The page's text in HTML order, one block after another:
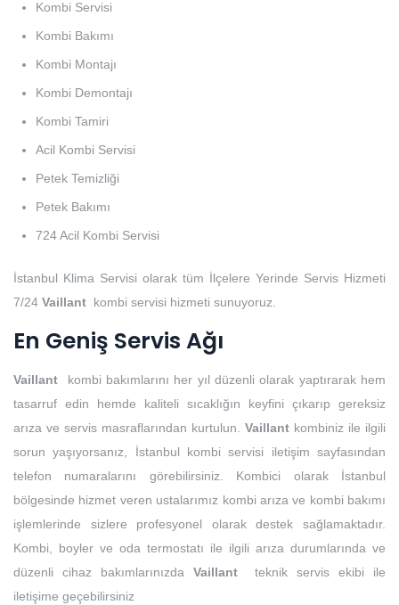
Kombi Servisi
Kombi Bakımı
Kombi Montajı
Kombi Demontajı
Kombi Tamiri
Acil Kombi Servisi
Petek Temizliği
Petek Bakımı
724 Acil Kombi Servisi
İstanbul Klima Servisi olarak tüm İlçelere Yerinde Servis Hizmeti
7/24 Vaillant kombi servisi hizmeti sunuyoruz.
En Geniş Servis Ağı
Vaillant kombi bakımlarını her yıl düzenli olarak yaptırarak hem
tasarruf edin hemde kaliteli sıcaklığın keyfini çıkarıp gereksiz
arıza ve servis masraflarından kurtulun. Vaillant kombiniz ile ilgili
sorun yaşıyorsanız, İstanbul kombi servisi iletişim sayfasından
telefon numaralarını görebilirsiniz. Kombici olarak İstanbul
bölgesinde hizmet veren ustalarımız kombi arıza ve kombi bakımı
işlemlerinde sizlere profesyonel olarak destek sağlamaktadır.
Kombi, boyler ve oda termostatı ile ilgili arıza durumlarında ve
düzenli cihaz bakımlarınızda Vaillantteknik servis ekibi ile
iletişime geçebilirsiniz